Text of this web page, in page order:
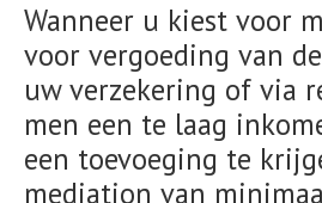
Wanneer u kiest voor
voor vergoeding van
uw verzekering of via
men een te laag
een toevoeging te
mediation van